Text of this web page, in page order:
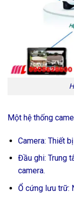
Một hệ thống
Camera: Thiết
Đầu ghi: Trung
camera.
Ổ cứng lưu trữ: